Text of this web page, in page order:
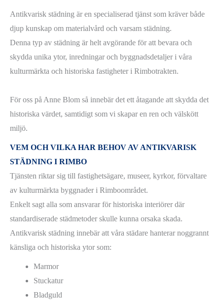
Antikvarisk städning är en specialiserad tjänst som kräver både
djup kunskap om materialvård och varsam städning.
Denna typ av städning är helt avgörande för att bevara och
skydda unika ytor, inredningar och byggnadsdetaljer i våra
kulturmärkta och historiska fastigheter i Rimbotrakten.
För oss på Anne Blom så innebär det ett åtagande att skydda det
historiska värdet, samtidigt som vi skapar en ren och välskött
miljö.
VEM OCH VILKA HAR BEHOV AV ANTIKVARISK
STÄDNING I RIMBO
Tjänsten riktar sig till fastighetsägare, museer, kyrkor, förvaltare
av kulturmärkta byggnader i Rimboområdet.
Enkelt sagt alla som ansvarar för historiska interiörer där
standardiserade städmetoder skulle kunna orsaka skada.
Antikvarisk städning innebär att våra städare hanterar noggrannt
känsliga och historiska ytor som:
Marmor
Stuckatur
Bladguld